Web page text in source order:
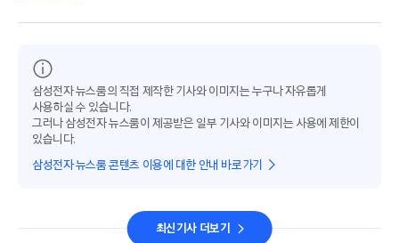
삼성전자 뉴스룸의 직접 제작한 기사와 이미지는 누구나 자유롭게
사용하실 수 있습니다.
그러나 삼성전자 뉴스룸이 제공받은 일부 기사와 이미지는 사용에 제한이
있습니다.
삼성전자 뉴스룸 콘텐츠 이용에 대한 안내 바로가기
최신기사 더보기